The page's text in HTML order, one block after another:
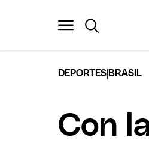
DEPORTES BRASIL
Con